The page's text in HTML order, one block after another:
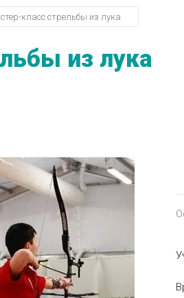
класс стрельбы из лука
из лука